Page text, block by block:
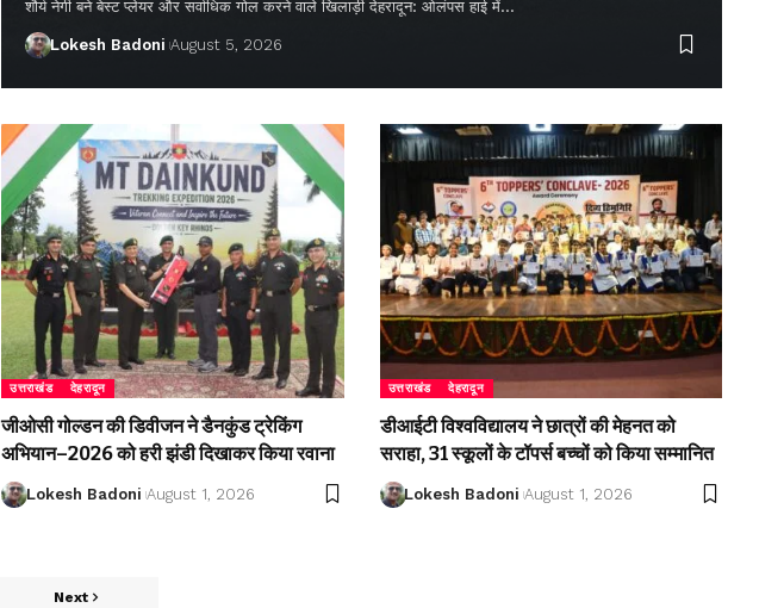
शौर्य नेगी बने बेस्ट प्लेयर और सर्वाधिक गोल करने वाले खिलाड़ी देहरादून: ओलंपस हाई में…
Lokesh Badoni August 5, 2026
उत्तराखंड देहरादून
जीओसी गोल्डन की डिवीजन ने डैनकुंड ट्रेकिंग
अभियान–2026 को हरी झंडी दिखाकर किया रवाना
Lokesh Badoni August 1, 2026
उत्तराखंड देहरादून
डीआईटी विश्वविद्यालय ने छात्रों की मेहनत को
सराहा, 31 स्कूलों के टॉपर्स बच्चों को किया सम्मानित
Lokesh Badoni August 1, 2026
Next